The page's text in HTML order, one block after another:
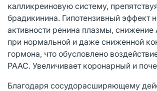
калликреиновую систему,
брадикинина. Гипотензивный эффект
активности ренина плазмы,
при нормальной и даже сниженной
гормона, что обусловлено
РААС. Увеличивает коронарный и
Благодаря сосудорасширяющему